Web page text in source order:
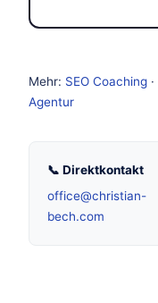
Mehr: SEO Coaching ·
Agentur
📞 Direktkontakt
office@christian-
bech.com